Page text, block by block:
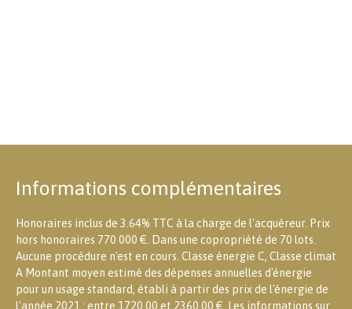
Informations complémentaires
Honoraires inclus de 3.64% TTC à la charge de l'acquéreur. Prix
hors honoraires 770 000 €. Dans une copropriété de 70 lots.
Aucune procédure n'est en cours. Classe énergie C, Classe climat
A Montant moyen estimé des dépenses annuelles d'énergie
pour un usage standard, établi à partir des prix de l'énergie de
l'année 2021 : entre 1720.00 et 2360.00 €. Les informations sur